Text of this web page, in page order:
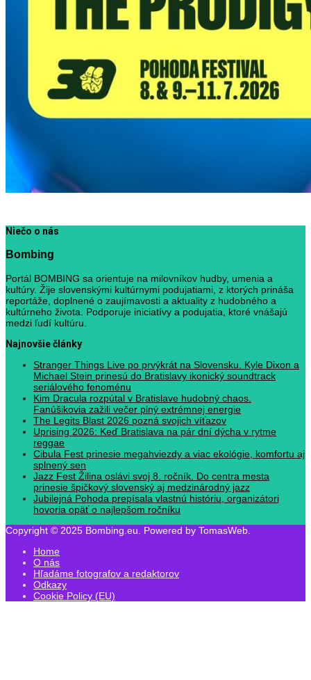
Niečo o nás
Bombing
Portál BOMBING sa orientuje na milovníkov hudby, umenia a
kultúry. Žije slovenskými kultúrnymi podujatiami, z ktorých prináša
reportáže, doplnené o zaujímavosti a aktuality z hudobného a
kultúrneho života. Podporuje iniciatívy a podujatia, ktoré vnášajú
medzi ľudí kultúru.
Najnovšie články
Stranger Things Live po prvýkrát na Slovensku. Kyle Dixon a
Michael Stein prinesú do Bratislavy ikonický soundtrack
seriálového fenoménu
Kim Dracula rozpútal v Bratislave hudobný chaos.
Fanúšikovia zažili večer plný extrémnej energie
The Legits Blast 2026 pozná svojich víťazov
Uprising 2026: Keď Bratislava na pár dní dýcha v rytme
reggae
Cibula Fest prinesie megahviezdy a viac ekológie, komfortu aj
splnený sen
Jazz Fest Žilina oslávi svoj 8. ročník. Do centra mesta
prinesie špičkový slovenský aj medzinárodný jazz
Jubilejná Pohoda prepísala vlastnú históriu, organizátori
hovoria opäť o najlepšom ročníku
Copyright © 2025 Bombing.eu. Powered by TomasWeb.
Home
O nás
Hľadáme fotografov a redaktorov
Odkazy
Cookie Policy (EU)